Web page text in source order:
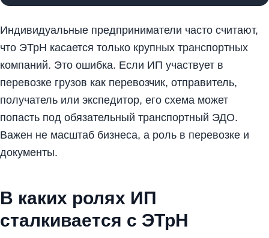
Индивидуальные предприниматели часто считают,
что ЭТрН касается только крупных транспортных
компаний. Это ошибка. Если ИП участвует в
перевозке грузов как перевозчик, отправитель,
получатель или экспедитор, его схема может
попасть под обязательный транспортный ЭДО.
Важен не масштаб бизнеса, а роль в перевозке и
документы.
В каких ролях ИП
сталкивается с ЭТрН